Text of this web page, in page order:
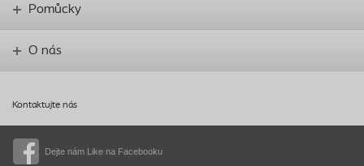
Dejte nám Like na Facebooku
Pomůcky
O nás
Kontaktujte nás